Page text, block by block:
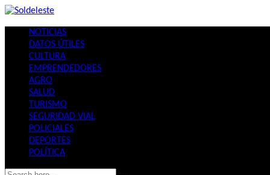
Skip
contentNOTICIAS
DATOS ÚTILES
CULTURA
EMPRENDEDORES
AGRO
SALUD
TURISMO
SEGURIDAD VIAL
POLICIALES
DEPORTES
POLÍTICA